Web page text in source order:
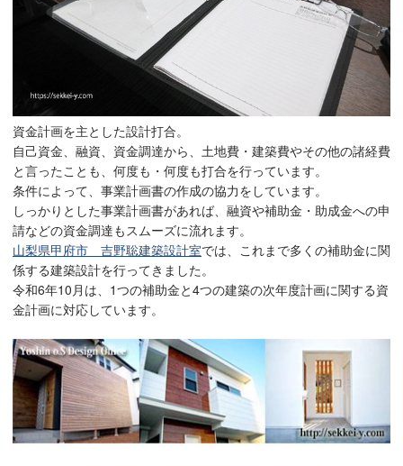
資金計画を主とした設計打合。
自己資金、融資、資金調達から、土地費・建築費やその他の諸経費
と言ったことも、何度も・何度も打合を行っています。
条件によって、事業計画書の作成の協力をしています。
しっかりとした事業計画書があれば、融資や補助金・助成金への申
請などの資金調達もスムーズに流れます。
山梨県甲府市 吉野聡建築設計室では、これまで多くの補助金に関
係する建築設計を行ってきました。
令和6年10月は、1つの補助金と4つの建築の次年度計画に関する資
金計画に対応しています。